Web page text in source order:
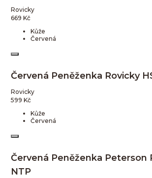
Rovicky
669 Kč
Kůže
Červená
Červená Peněženka Rovicky
Rovicky
599 Kč
Kůže
Červená
Červená Peněženka Peterson
NTP